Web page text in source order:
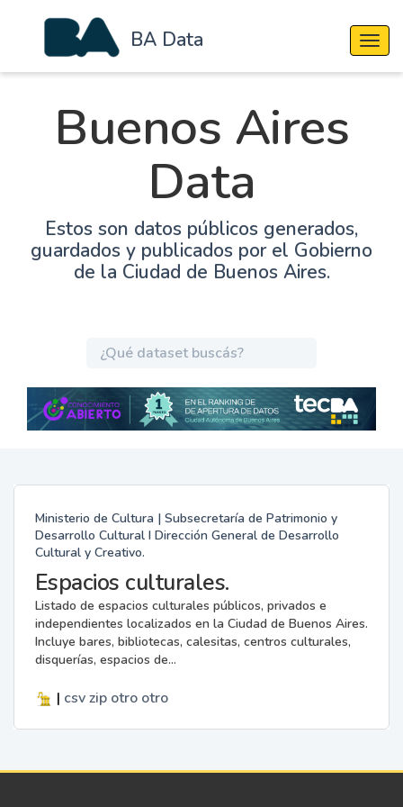
BA Data
Buenos Aires
Data
Estos son datos públicos generados,
guardados y publicados por el Gobierno
de la Ciudad de Buenos Aires.
Ministerio de Cultura | Subsecretaría de Patrimonio y
Desarrollo Cultural I Dirección General de Desarrollo
Cultural y Creativo.
Espacios culturales.
Listado de espacios culturales públicos, privados e
independientes localizados en la Ciudad de Buenos Aires.
Incluye bares, bibliotecas, calesitas, centros culturales,
disquerías, espacios de...
| csv zip otro otro